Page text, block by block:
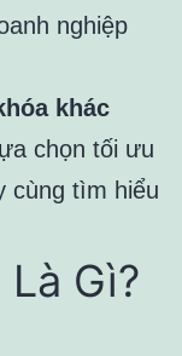
nghiệp
khác
chọn tối ưu
cùng tìm hiểu
Gì?